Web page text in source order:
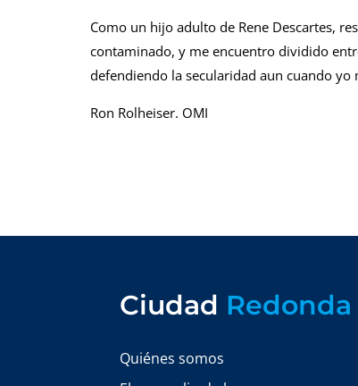
Como un hijo adulto de Rene Descartes,
contaminado, y me encuentro dividido
defendiendo la secularidad aun cuando yo
Ron Rolheiser. OMI
Ciudad Redonda
Quiénes somos